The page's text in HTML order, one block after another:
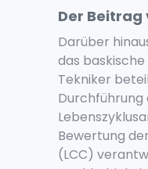
Der
Darüber
das
Tekniker
Durchführung
Bewertung
(LCC)